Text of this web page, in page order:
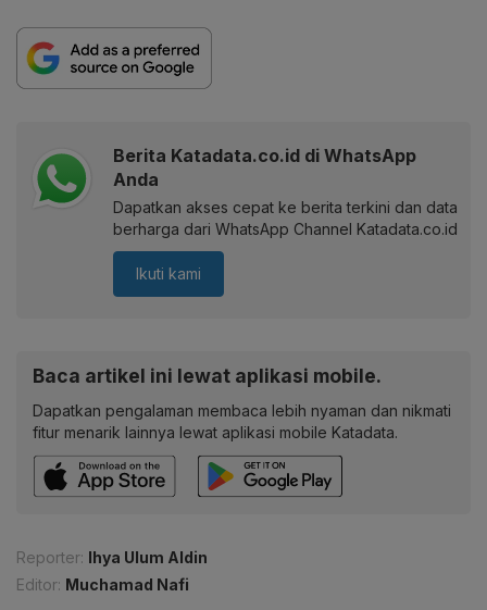
Berita Katadata.co.id di WhatsApp
Anda
Dapatkan akses cepat ke berita terkini dan data
berharga dari WhatsApp Channel Katadata.co.id
Ikuti kami
Baca artikel ini lewat aplikasi mobile.
Dapatkan pengalaman membaca lebih nyaman dan nikmati
fitur menarik lainnya lewat aplikasi mobile Katadata.
Reporter: Ihya Ulum Aldin
Editor: Muchamad Nafi